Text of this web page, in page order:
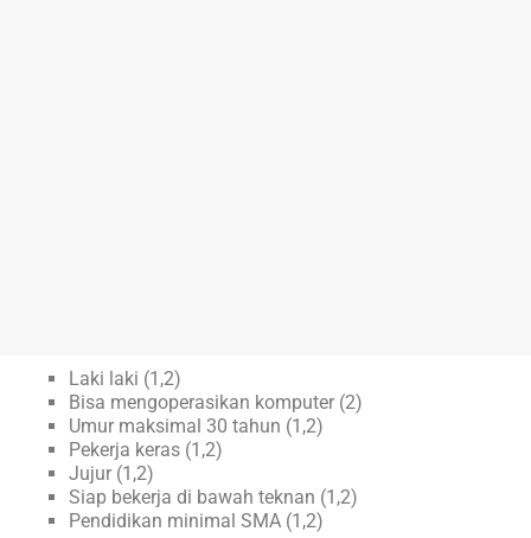
Laki laki (1,2)
Bisa mengoperasikan komputer (2)
Umur maksimal 30 tahun (1,2)
Pekerja keras (1,2)
Jujur (1,2)
Siap bekerja di bawah teknan (1,2)
Pendidikan minimal SMA (1,2)